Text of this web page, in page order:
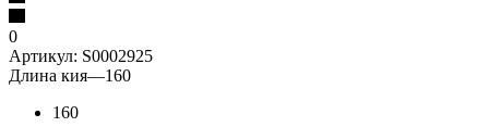
0
Артикул: S0002925
Длина кия—160
160